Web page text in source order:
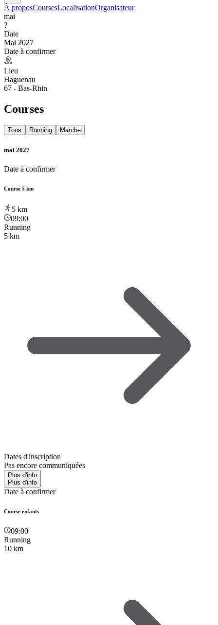
À proposCoursesLocalisationOrganisateur
mai
?
Date
Mai 2027
Date à confirmer
Lieu
Haguenau
67 - Bas-Rhin
Courses
Tous Running Marche
mai 2027
Date à confirmer
Course 5 km
5 km
09:00
Running
5 km
Dates d'inscription
Pas encore communiquées
Plus d'info
Plus d'info
Date à confirmer
Course enfants
09:00
Running
10 km